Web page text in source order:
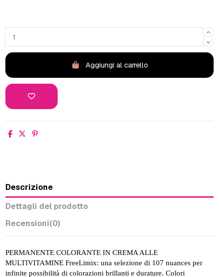
Aggiungi al carrello
Descrizione
Dettagli del prodotto
Recensioni(0)
PERMANENTE COLORANTE IN CREMA ALLE
MULTIVITAMINE FreeLimix: una selezione di 107 nuances per
infinite possibilità di colorazioni brillanti e durature. Colori